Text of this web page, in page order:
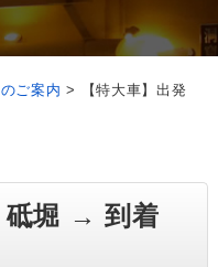
ご案内 >
【特大車】出発
砥堀 → 到着